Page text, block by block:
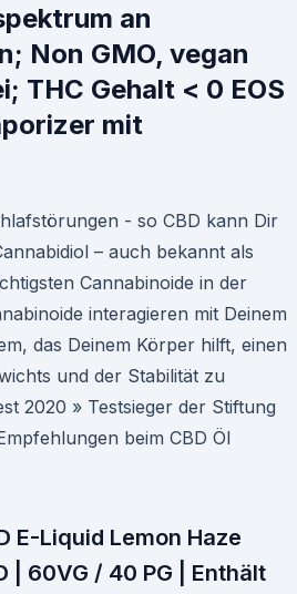
an
Non GMO, vegan
THC Gehalt < 0 EOS
mit
- so CBD kann Dir
– auch bekannt als
Cannabinoide in der
interagieren mit Deinem
das Deinem Körper hilft, einen
und der Stabilität zu
2020 » Testsieger der Stiftung
beim CBD Öl
E-Liquid Lemon Haze
| 60VG / 40 PG | Enthält